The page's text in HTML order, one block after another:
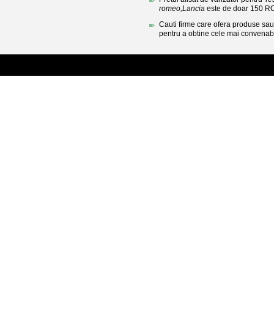
romeo,Lancia este de doar 150
Cauti firme care ofera produse
pentru a obtine cele mai